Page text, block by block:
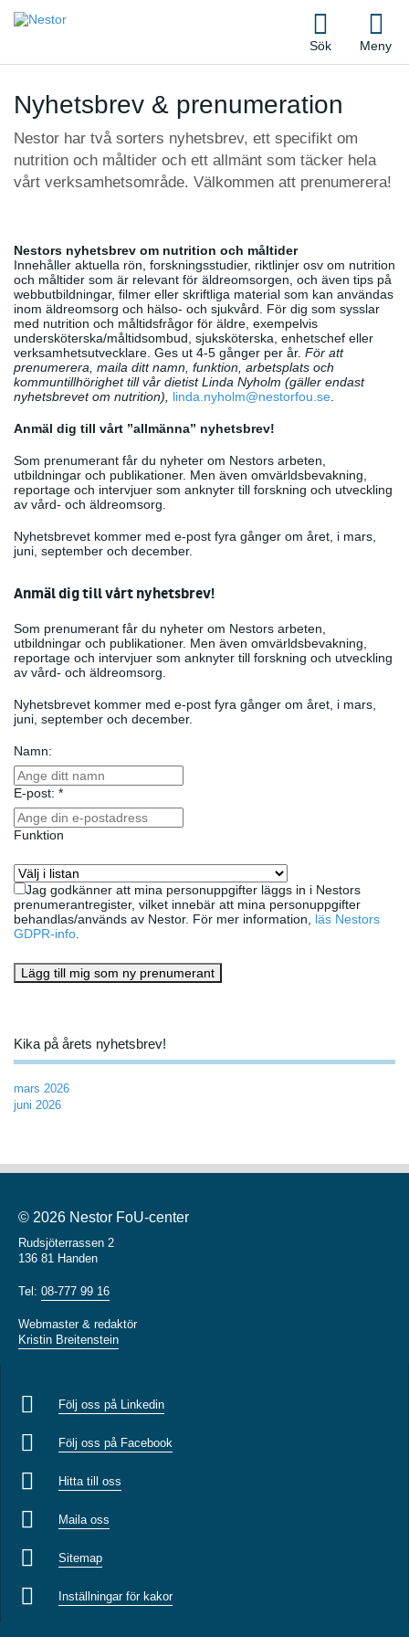
Sök Meny
Nyhetsbrev & prenumeration
Nestor har två sorters nyhetsbrev, ett specifikt om
nutrition och måltider och ett allmänt som täcker hela
vårt verksamhetsområde. Välkommen att prenumerera!
Nestors nyhetsbrev om nutrition och måltider
Innehåller aktuella rön, forskningsstudier, riktlinjer osv om nutrition
och måltider som är relevant för äldreomsorgen, och även tips på
webbutbildningar, filmer eller skriftliga material som kan användas
inom äldreomsorg och hälso- och sjukvård. För dig som sysslar
med nutrition och måltidsfrågor för äldre, exempelvis
undersköterska/måltidsombud, sjuksköterska, enhetschef eller
verksamhetsutvecklare. Ges ut 4-5 gånger per år. För att
prenumerera, maila ditt namn, funktion, arbetsplats och
kommuntillhörighet till vår dietist Linda Nyholm (gäller endast
nyhetsbrevet om nutrition),
linda.nyholm@nestorfou.se
Anmäl dig till vårt ”allmänna” nyhetsbrev!
Som prenumerant får du nyheter om Nestors arbeten,
utbildningar och publikationer. Men även omvärldsbevakning,
reportage och intervjuer som anknyter till forskning och utveckling
av vård- och äldreomsorg.
Nyhetsbrevet kommer med e-post fyra gånger om året, i mars,
juni, september och december.
Anmäl dig till vårt nyhetsbrev!
Som prenumerant får du nyheter om Nestors arbeten,
utbildningar och publikationer. Men även omvärldsbevakning,
reportage och intervjuer som anknyter till forskning och utveckling
av vård- och äldreomsorg.
Nyhetsbrevet kommer med e-post fyra gånger om året, i mars,
juni, september och december.
Namn:
E-post: *
Funktion
Jag godkänner att mina personuppgifter läggs in i Nestors
prenumerantregister, vilket innebär att mina personuppgifter
behandlas/används av Nestor. För mer information, läs Nestors
GDPR-info
Lägg till mig som ny prenumerant
Kika på årets nyhetsbrev!
mars 2026
juni 2026
© 2026 Nestor FoU-center
Rudsjöterrassen 2
136 81 Handen
Tel: 08-777 99 16
Webmaster & redaktör
Kristin Breitenstein
Följ oss på Linkedin
Följ oss på Facebook
Hitta till oss
Maila oss
Sitemap
Inställningar för kakor